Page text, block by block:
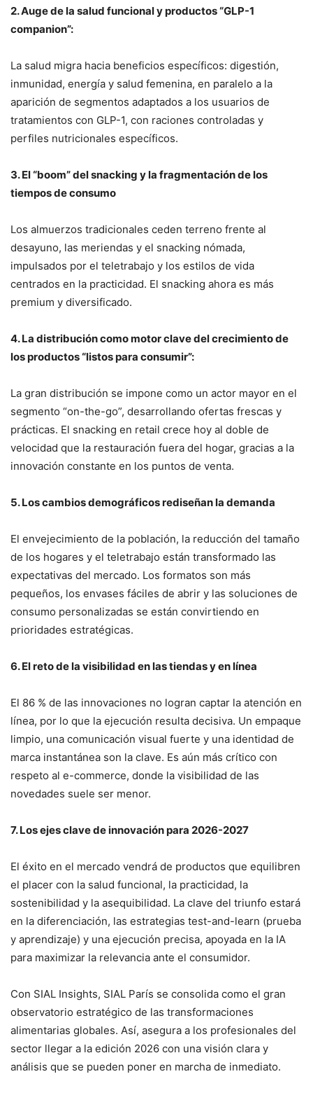
2. Auge de la salud funcional y productos “GLP-1
companion”:
La salud migra hacia beneficios específicos: digestión,
inmunidad, energía y salud femenina, en paralelo a la
aparición de segmentos adaptados a los usuarios de
tratamientos con GLP-1, con raciones controladas y
perfiles nutricionales específicos.
3. El “boom” del snacking y la fragmentación de los
tiempos de consumo
Los almuerzos tradicionales ceden terreno frente al
desayuno, las meriendas y el snacking nómada,
impulsados por el teletrabajo y los estilos de vida
centrados en la practicidad. El snacking ahora es más
premium y diversificado.
4. La distribución como motor clave del crecimiento de
los productos “listos para consumir”:
La gran distribución se impone como un actor mayor en el
segmento “on-the-go”, desarrollando ofertas frescas y
prácticas. El snacking en retail crece hoy al doble de
velocidad que la restauración fuera del hogar, gracias a la
innovación constante en los puntos de venta.
5. Los cambios demográficos rediseñan la demanda
El envejecimiento de la población, la reducción del tamaño
de los hogares y el teletrabajo están transformado las
expectativas del mercado. Los formatos son más
pequeños, los envases fáciles de abrir y las soluciones de
consumo personalizadas se están convirtiendo en
prioridades estratégicas.
6. El reto de la visibilidad enlastiendas y en línea
El 86 % de las innovaciones no logran captar la atención en
línea, por lo que la ejecución resulta decisiva. Un empaque
limpio, una comunicación visual fuerte y una identidad de
marca instantánea son la clave. Es aún más crítico con
respeto al e-commerce, donde la visibilidad de las
novedades suele ser menor.
7. Los ejes clave de innovación para 2026-2027
El éxito en el mercado vendrá de productos que equilibren
el placer con la salud funcional, la practicidad, la
sostenibilidad y la asequibilidad. La clave del triunfo estará
en la diferenciación, las estrategias test-and-learn (prueba
y aprendizaje) y una ejecución precisa, apoyada en la IA
para maximizar la relevancia ante el consumidor.
Con SIAL Insights, SIAL París se consolida como el gran
observatorio estratégico de las transformaciones
alimentarias globales. Así, asegura a los profesionales del
sector llegar a la edición 2026 con una visión clara y
análisis que se pueden poner en marcha de inmediato.